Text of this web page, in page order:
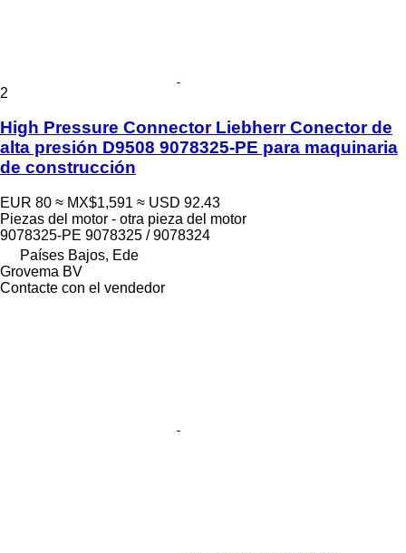
2
High Pressure Connector Liebherr Conector de
alta presión D9508 9078325-PE para maquinaria
de construcción
EUR 80 ≈ MX$1,591 ≈ USD 92.43
Piezas del motor - otra pieza del motor
9078325-PE 9078325 / 9078324
Países Bajos, Ede
Grovema BV
Contacte con el vendedor